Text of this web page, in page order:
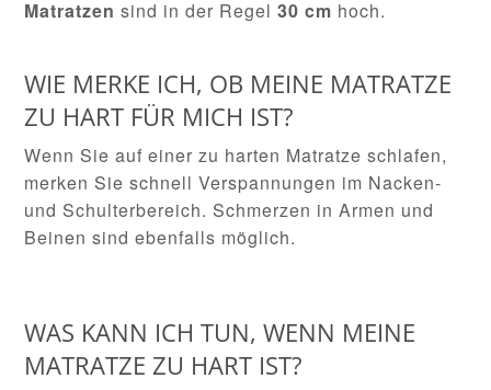
Matratzen sind in der Regel30 cm hoch.
WIE MERKE ICH, OB MEINE MATRATZE
ZU HART FÜR MICH IST?
Wenn Sie auf einer zu harten Matratze schlafen,
merken Sie schnell Verspannungen im Nacken-
und Schulterbereich. Schmerzen in Armen und
Beinen sind ebenfalls möglich.
WAS KANN ICH TUN, WENN MEINE
MATRATZE ZU HART IST?